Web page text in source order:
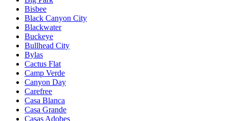
Bisbee
Black Canyon City
Blackwater
Buckeye
Bullhead City
Bylas
Cactus Flat
Camp Verde
Canyon Day
Carefree
Casa Blanca
Casa Grande
Casas Adobes